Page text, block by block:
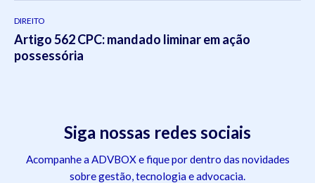
DIREITO
Artigo 562 CPC: mandado liminar em ação
possessória
Siga nossas redes sociais
Acompanhe a ADVBOX e fique por dentro das novidades
sobre gestão, tecnologia e advocacia.